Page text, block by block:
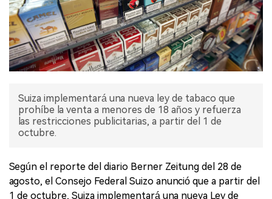
ENTREVISTA
Suiza implementará una nueva ley de tabaco que
prohíbe la venta a menores de 18 años y refuerza
las restricciones publicitarias, a partir del 1 de
octubre.
Según el reporte del diario Berner Zeitung del 28 de
agosto, el Consejo Federal Suizo anunció que a partir del
1 de octubre, Suiza implementará una nueva Ley de